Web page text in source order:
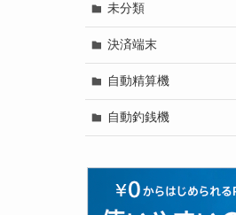
未分類
決済端末
自動精算機
自動釣銭機